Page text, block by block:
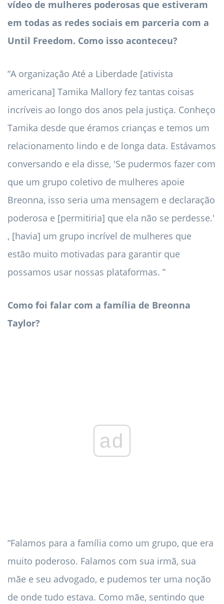
vídeo de mulheres poderosas que estiveram
em todas as redes sociais em parceria com a
Until Freedom. Como isso aconteceu?
“A organização Até a Liberdade [ativista
americana] Tamika Mallory fez tantas coisas
incríveis ao longo dos anos pela justiça. Conheço
Tamika desde que éramos crianças e temos um
relacionamento lindo e de longa data. Estávamos
conversando e ela disse, 'Se pudermos fazer com
que um grupo coletivo de mulheres apoie
Breonna, isso seria uma mensagem e declaração
poderosa e [permitiria] que ela não se perdesse.'
, [havia] um grupo incrível de mulheres que
estão muito motivadas para garantir que
possamos usar nossas plataformas. ”
Como foi falar com a família de Breonna
Taylor?
ad
“Falamos para a família como um grupo, que era
muito poderoso. Falamos com sua irmã, sua
mãe e seu advogado, e pudemos ter uma noção
de onde tudo estava. Como mãe, sentindo que